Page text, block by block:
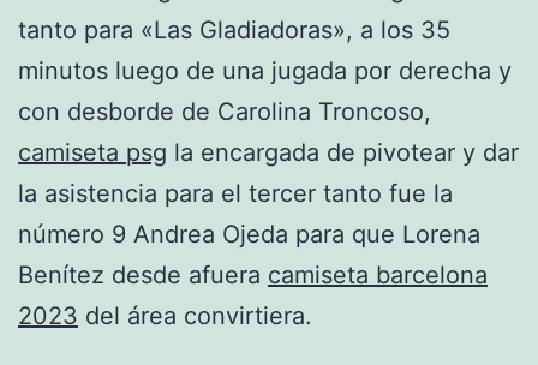
tanto para «Las Gladiadoras», a los 35
minutos luego de una jugada por derecha y
con desborde de Carolina Troncoso,
camiseta psg la encargada de pivotear y dar
la asistencia para el tercer tanto fue la
número 9 Andrea Ojeda para que Lorena
Benítez desde afuera camiseta barcelona
2023 del área convirtiera.